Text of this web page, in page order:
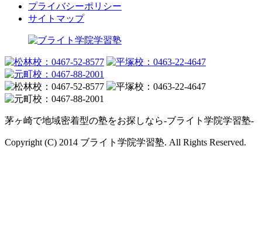
プライバシーポリシー
サイトマップ
茅ヶ崎で地域密着型の塾をお探しなら-ブライト学院学習塾-
Copyright (C) 2014 ブライト学院学習塾. All Rights Reserved.